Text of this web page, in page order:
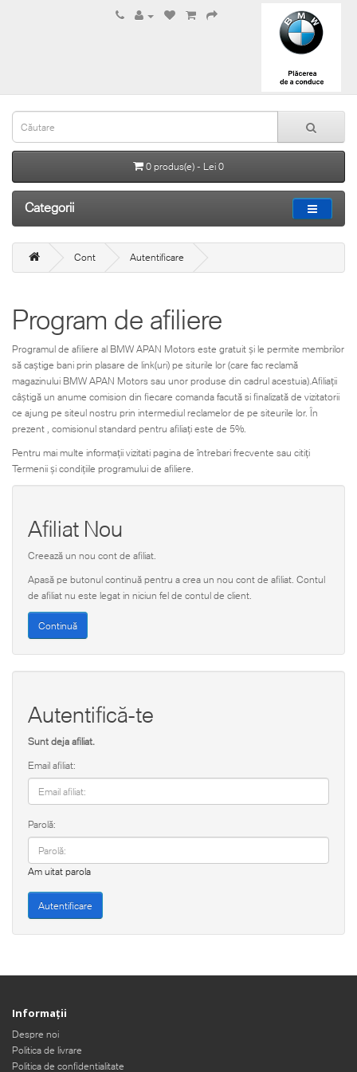
0 produs(e) - Lei 0
Categorii
Cont Autentificare
Program de afiliere
Programul de afiliere al BMW APAN Motors este gratuit și le permite membrilor
să caștige bani prin plasare de link(uri) pe siturile lor (care fac reclamă
magazinului BMW APAN Motors sau unor produse din cadrul acestuia).Afiliații
câștigă un anume comision din fiecare comanda facută si finalizată de vizitatorii
ce ajung pe siteul nostru prin intermediul reclamelor de pe siteurile lor. În
prezent , comisionul standard pentru afiliați este de 5%.
Pentru mai multe informații vizitati pagina de întrebari frecvente sau citiți
Termenii și condițiile programului de afiliere.
Afiliat Nou
Creează un nou cont de afiliat.
Apasă pe butonul continuă pentru a crea un nou cont de afiliat. Contul
de afiliat nu este legat in niciun fel de contul de client.
Continuă
Autentifică-te
Sunt deja afiliat.
Email afiliat:
Parolă:
Am uitat parola
Informaţii
Despre noi
Politica de livrare
Politica de confidentialitate